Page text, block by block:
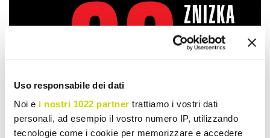
Uso responsabile dei dati
Noi e i nostri 1022 partner trattiamo i vostri dati
personali, ad esempio il vostro numero IP, utilizzando
tecnologie come i cookie per memorizzare e accedere